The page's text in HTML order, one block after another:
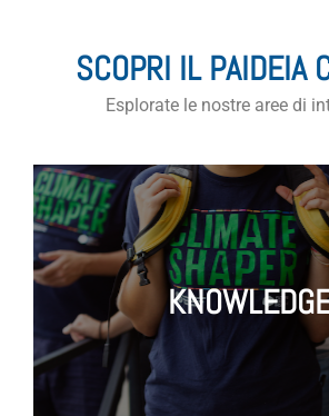
SCOPRI IL PAIDEIA
Esplorate le nostre aree di